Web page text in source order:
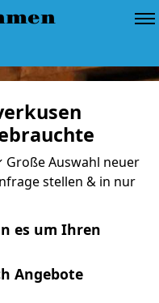
Auswahl neuer
stellen & in nur
es um Ihren
Angebote